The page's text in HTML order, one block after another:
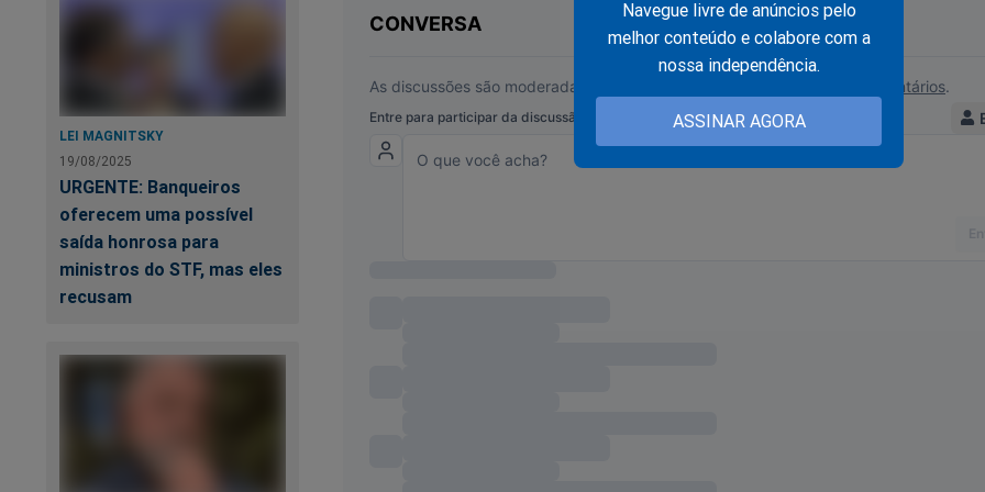
Navegue livre de anúncios pelo
melhor conteúdo e colabore com a
nossa independência.
ASSINAR AGORA
LEI MAGNITSKY
19/08/2025
URGENTE: Banqueiros
oferecem uma possível
saída honrosa para
ministros do STF, mas eles
recusam
Mais de 10 marcas de café consideradas impróprias para
são retiradas imediatamente das prateleiras